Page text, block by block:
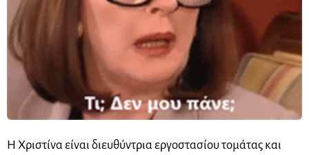
Η Χριστίνα είναι διευθύντρια εργοστασίου τομάτας και